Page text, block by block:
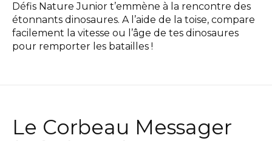
Défis Nature Junior t’emmène à la rencontre des
étonnants dinosaures. A l’aide de la toise, compare
facilement la vitesse ou l’âge de tes dinosaures
pour remporter les batailles !
Le Corbeau Messager